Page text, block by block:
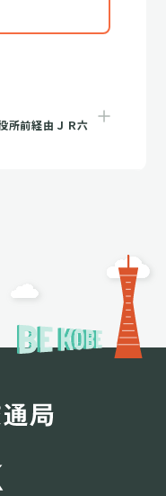
所前経由ＪＲ六